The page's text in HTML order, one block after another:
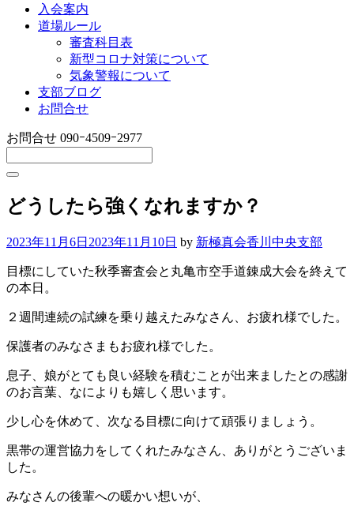
入会案内
道場ルール
審査科目表
新型コロナ対策について
気象警報について
支部ブログ
お問合せ
お問合せ 090ｰ4509ｰ2977
どうしたら強くなれますか？
2023年11月6日 2023年11月10日 by 新極真会香川中央支部
目標にしていた秋季審査会と丸亀市空手道錬成大会を終えて
の本日。
２週間連続の試練を乗り越えたみなさん、お疲れ様でした。
保護者のみなさまもお疲れ様でした。
息子、娘がとても良い経験を積むことが出来ましたとの感謝
のお言葉、なによりも嬉しく思います。
少し心を休めて、次なる目標に向けて頑張りましょう。
黒帯の運営協力をしてくれたみなさん、ありがとうございま
した。
みなさんの後輩への暖かい想いが、